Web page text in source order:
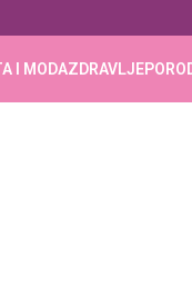
I MODAZDRAVLJE